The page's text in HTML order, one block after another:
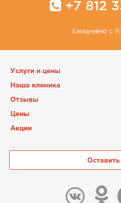
+7 812
Ежедневно с
Услуги и цены
Наша клиника
Отзывы
Цены
Акции